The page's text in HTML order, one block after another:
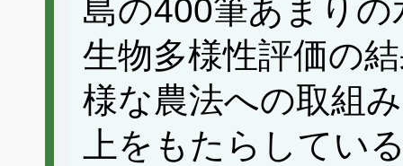
島の400筆あまり
生物多様性評価の
様な農法への取組
上をもたらしてい